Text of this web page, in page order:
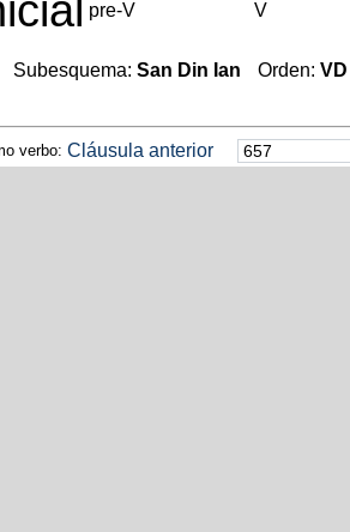
pre-V V
Subesquema: San Din Ian Orden: VD
verbo: Cláusula anterior